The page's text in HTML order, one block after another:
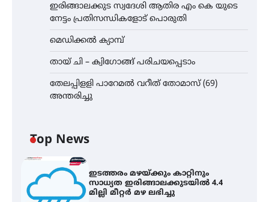
ഇരിങ്ങാലക്കുട സ്വദേശി ആതിര എം കെ യുടെ
നേട്ടം പ്രതിസന്ധികളോട് പൊരുതി
മെഡിക്കൽ ക്യാമ്പ്
തായ് ചി – ക്വിഗോങ്ങ് പരിചയപ്പെടാം
തേലപ്പിളളി പാറേമൽ വറീത് തോമാസ് (69)
അന്തരിച്ചു
Top News
ഇടത്തരം മഴയ്ക്കും കാറ്റിനും
സാധ്യത ഇരിങ്ങാലക്കുടയിൽ 4.4
മില്ലി മീറ്റർ മഴ ലഭിച്ചു